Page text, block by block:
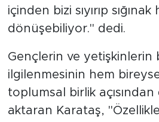
içinden bizi sıyırıp sığınak
dönüşebiliyor." dedi.
Gençlerin ve yetişkinlerin
ilgilenmesinin hem
toplumsal birlik
aktaran Karataş,